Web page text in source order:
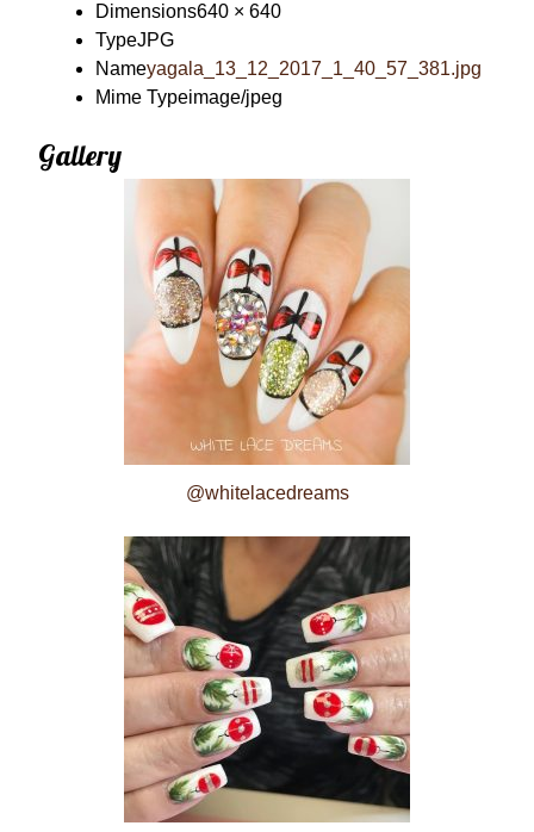
Dimensions640 × 640
TypeJPG
Nameyagala_13_12_2017_1_40_57_381.jpg
Mime Typeimage/jpeg
Gallery
@whitelacedreams